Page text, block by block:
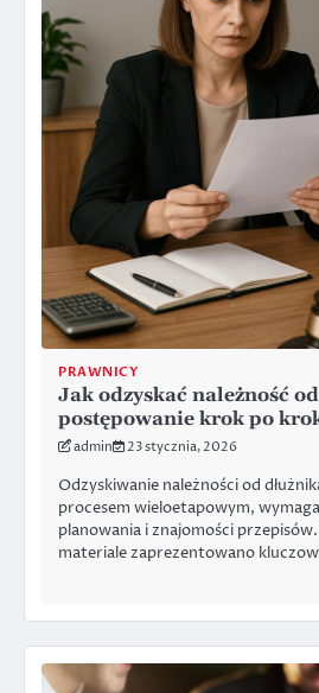
PRAWNICY
Jak odzyskać należność
postępowanie krok po
admin 23 stycznia, 2026
Odzyskiwanie należności od
procesem wieloetapowym,
planowania i znajomości
materiale zaprezentowano